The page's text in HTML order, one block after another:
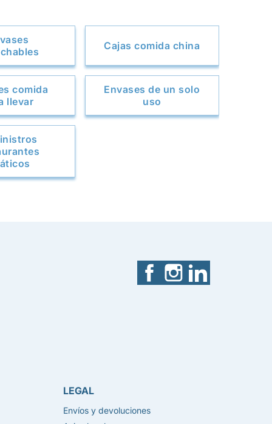
Cajas comida china
comida
llevar
Envases de un solo
uso
FacebookInstagram
LEGAL
Envíos y devoluciones